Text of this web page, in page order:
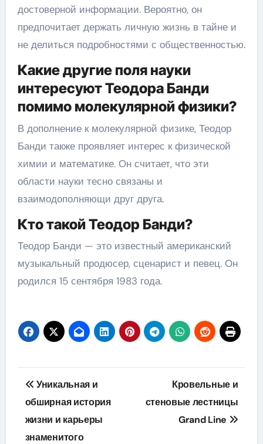
достоверной информации. Вероятно, он
предпочитает держать личную жизнь в тайне и
не делиться подробностями с общественностью.
Какие другие поля науки
интересуют Теодора Банди
помимо молекулярной физики?
В дополнение к молекулярной физике, Теодор
Банди также проявляет интерес к физической
химии и математике. Он считает, что эти
области науки тесно связаны и
взаимодополняющи друг друга.
Кто такой Теодор Банди?
Теодор Банди — это известный американский
музыкальный продюсер, сценарист и певец. Он
родился 15 сентября 1983 года.
Навигация
по
записям
Уникальная и
обширная история
жизни и карьеры
знаменитого
Кровельные и
стеновые лестницы
Grand Line